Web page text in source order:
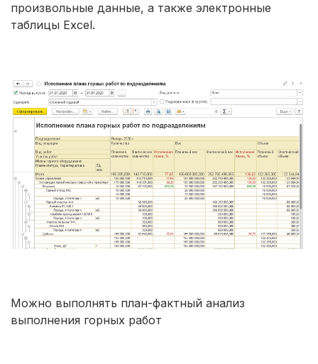
произвольные данные, а также электронные
таблицы Excel.
Можно выполнять план-фактный анализ
выполнения горных работ